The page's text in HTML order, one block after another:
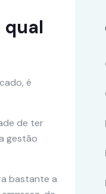
qual
é
de ter
gestão
bastante a